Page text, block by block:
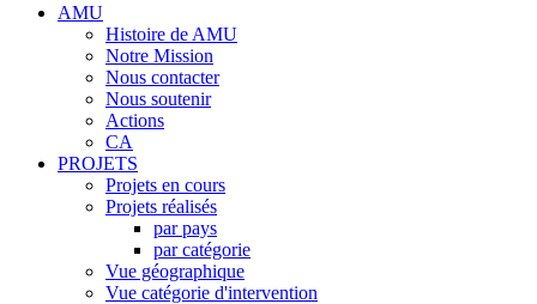
AMU
Histoire de AMU
Notre Mission
Nous contacter
Nous soutenir
Actions
CA
PROJETS
Projets en cours
Projets réalisés
par pays
par catégorie
Vue géographique
Vue catégorie d'intervention